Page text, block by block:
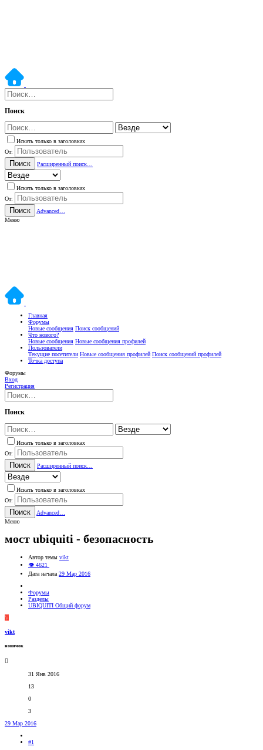
Поиск
Искать только в заголовках
От:
Поиск Расширенный поиск…
Искать только в заголовках
От:
Поиск
Advanced…
Меню
Главная
Форумы
Новые сообщения Поиск сообщений
Что нового?
Новые сообщения Новые сообщения профилей
Пользователи
Текущие посетители Новые сообщения профилей Поиск сообщений профилей
Точка доступа
Форумы
Вход
Регистрация
Поиск
Искать только в заголовках
От:
Поиск Расширенный поиск…
Искать только в заголовках
От:
Поиск
Advanced…
Меню
мост ubiquiti - безопасность
Автор темы vikt
👁 4621
Дата начала 29 Мар 2016
Форумы
Разделы
UBIQUITI Общий форум
V
vikt
новичок
31 Янв 2016
13
0
3
29 Мар 2016
#1